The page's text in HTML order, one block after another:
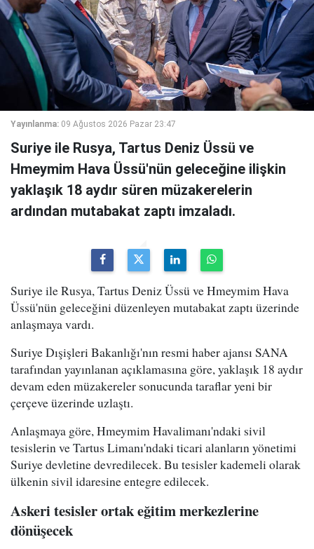
Yayınlanma: 09 Ağustos 2026 Pazar 23:47
Suriye ile Rusya, Tartus Deniz Üssü ve
Hmeymim Hava Üssü'nün geleceğine ilişkin
yaklaşık 18 aydır süren müzakerelerin
ardından mutabakat zaptı imzaladı.
Suriye ile Rusya, Tartus Deniz Üssü ve Hmeymim Hava
Üssü'nün geleceğini düzenleyen mutabakat zaptı üzerinde
anlaşmaya vardı.
Suriye Dışişleri Bakanlığı'nın resmi haber ajansı SANA
tarafından yayınlanan açıklamasına göre, yaklaşık 18 aydır
devam eden müzakereler sonucunda taraflar yeni bir
çerçeve üzerinde uzlaştı.
Anlaşmaya göre, Hmeymim Havalimanı'ndaki sivil
tesislerin ve Tartus Limanı'ndaki ticari alanların yönetimi
Suriye devletine devredilecek. Bu tesisler kademeli olarak
ülkenin sivil idaresine entegre edilecek.
Askeri tesisler ortak eğitim merkezlerine
dönüşecek